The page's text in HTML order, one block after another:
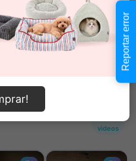
carrito
Información de envío
Reportar error